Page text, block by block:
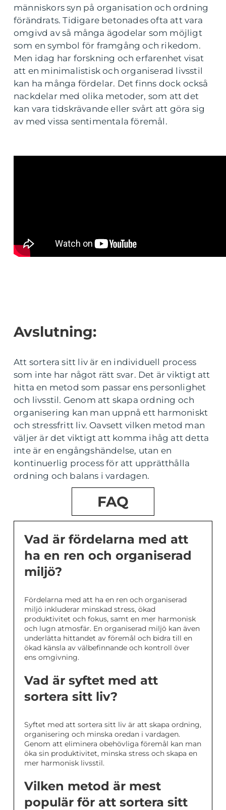
människors syn på organisation och ordning
förändrats. Tidigare betonades ofta att vara
omgivd av så många ägodelar som möjligt
som en symbol för framgång och rikedom.
Men idag har forskning och erfarenhet visat
att en minimalistisk och organiserad livsstil
kan ha många fördelar. Det finns dock också
nackdelar med olika metoder, som att det
kan vara tidskrävande eller svårt att göra sig
av med vissa sentimentala föremål.
Avslutning:
Att sortera sitt liv är en individuell process
som inte har något rätt svar. Det är viktigt att
hitta en metod som passar ens personlighet
och livsstil. Genom att skapa ordning och
organisering kan man uppnå ett harmoniskt
och stressfritt liv. Oavsett vilken metod man
väljer är det viktigt att komma ihåg att detta
inte är en engångshändelse, utan en
kontinuerlig process för att upprätthålla
ordning och balans i vardagen.
FAQ
Vad är fördelarna med att
ha en ren och organiserad
miljö?
Fördelarna med att ha en ren och organiserad
miljö inkluderar minskad stress, ökad
produktivitet och fokus, samt en mer harmonisk
och lugn atmosfär. En organiserad miljö kan även
underlätta hittandet av föremål och bidra till en
ökad känsla av välbefinnande och kontroll över
ens omgivning.
Vad är syftet med att
sortera sitt liv?
Syftet med att sortera sitt liv är att skapa ordning,
organisering och minska oredan i vardagen.
Genom att eliminera obehövliga föremål kan man
öka sin produktivitet, minska stress och skapa en
mer harmonisk livsstil.
Vilken metod är mest
populär för att sortera sitt